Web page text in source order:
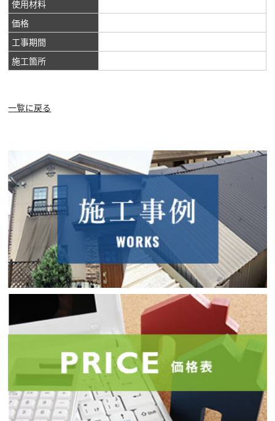
使用材料
価格
工事期間
施工箇所
一覧に戻る